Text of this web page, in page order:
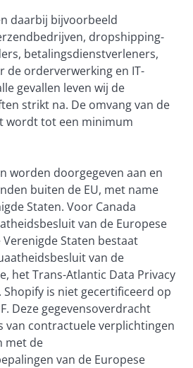
daarbij bijvoorbeeld
dropshipping-
betalingsdienstverleners,
de orderverwerking en IT-
gevallen leven wij de
strikt na. De omvang van de
wordt tot een minimum
worden doorgegeven aan en
buiten de EU, met name
Staten. Voor Canada
van de Europese
Staten bestaat
van de
het Trans-Atlantic Data Privacy
Shopify is niet gecertificeerd op
Deze gegevensoverdracht
van contractuele verplichtingen
met de
van de Europese